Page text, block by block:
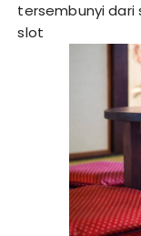
tersembunyi dari
slot